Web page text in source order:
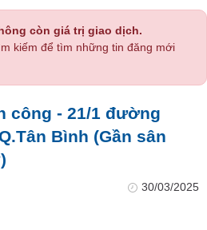
còn giá trị giao dịch.
kiếm để tìm những tin đăng mới
công - 21/1 đường
Bình (Gần sân
30/03/2025